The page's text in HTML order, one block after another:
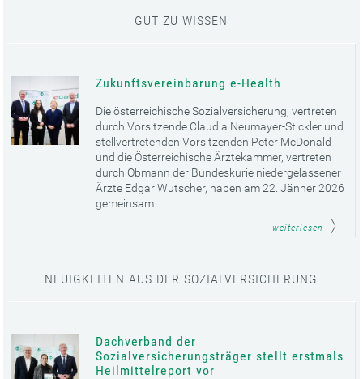
GUT ZU WISSEN
Zukunftsvereinbarung e-Health
Die österreichische Sozialversicherung, vertreten
durch Vorsitzende Claudia Neumayer-Stickler und
stellvertretenden Vorsitzenden Peter McDonald
und die Österreichische Ärztekammer, vertreten
durch Obmann der Bundeskurie niedergelassener
Ärzte Edgar Wutscher, haben am 22. Jänner 2026
gemeinsam ...
weiterlesen
NEUIGKEITEN AUS DER SOZIALVERSICHERUNG
Dachverband der
Sozialversicherungsträger stellt erstmals
Heilmittelreport vor